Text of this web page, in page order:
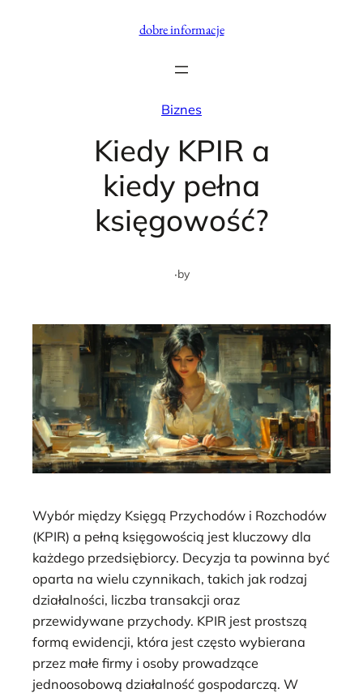
dobre informacje
Biznes
Kiedy KPIR a
kiedy pełna
księgowość?
·by
Wybór między Księgą Przychodów i Rozchodów
(KPIR) a pełną księgowością jest kluczowy dla
każdego przedsiębiorcy. Decyzja ta powinna być
oparta na wielu czynnikach, takich jak rodzaj
działalności, liczba transakcji oraz
przewidywane przychody. KPIR jest prostszą
formą ewidencji, która jest często wybierana
przez małe firmy i osoby prowadzące
jednoosobową działalność gospodarczą. W